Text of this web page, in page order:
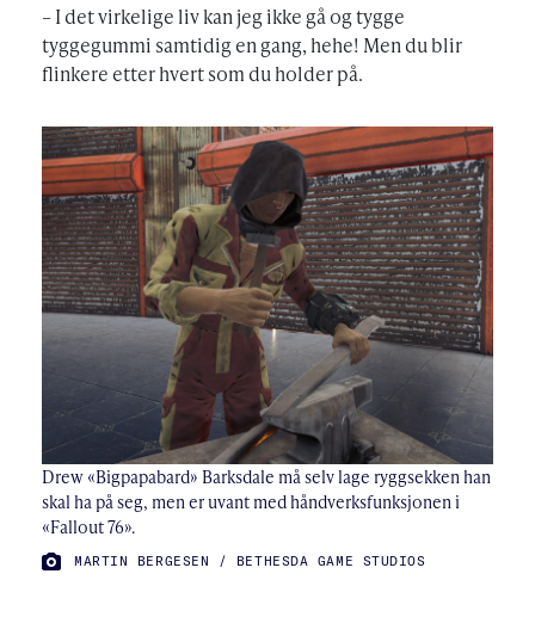
– I det virkelige liv kan jeg ikke gå og tygge
tyggegummi samtidig en gang, hehe! Men du blir
flinkere etter hvert som du holder på.
Drew «Bigpapabard» Barksdale må selv lage ryggsekken han
skal ha på seg, men er uvant med håndverksfunksjonen i
«Fallout 76».
FOTO:
MARTIN BERGESEN / BETHESDA GAME STUDIOS